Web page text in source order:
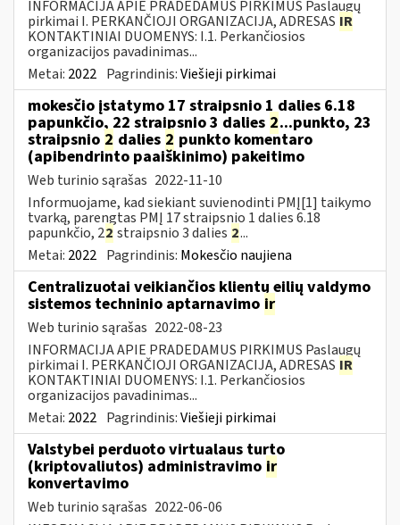
INFORMACIJA APIE PRADEDAMUS PIRKIMUS Paslaugų
pirkimai I. PERKANČIOJI ORGANIZACIJA, ADRESAS IR
KONTAKTINIAI DUOMENYS: I.1. Perkančiosios
organizacijos pavadinimas...
Metai: 2022 Pagrindinis:Viešieji pirkimai
mokesčio įstatymo 17 straipsnio 1 dalies 6.18
papunkčio, 22 straipsnio 3 dalies 2...punkto, 23
straipsnio 2 dalies 2 punkto komentaro
(apibendrinto paaiškinimo) pakeitimo
Web turinio sąrašas 2022-11-10
Informuojame, kad siekiant suvienodinti PMĮ[1] taikymo
tvarką, parengtas PMĮ 17 straipsnio 1 dalies 6.18
papunkčio, 22 straipsnio 3 dalies 2...
Metai: 2022 Pagrindinis: Mokesčio naujiena
Centralizuotai veikiančios klientų eilių valdymo
sistemos techninio aptarnavimo ir
Web turinio sąrašas 2022-08-23
INFORMACIJA APIE PRADEDAMUS PIRKIMUS Paslaugų
pirkimai I. PERKANČIOJI ORGANIZACIJA, ADRESAS IR
KONTAKTINIAI DUOMENYS: I.1. Perkančiosios
organizacijos pavadinimas...
Metai: 2022 Pagrindinis:Viešieji pirkimai
Valstybei perduoto virtualaus turto
(kriptovaliutos) administravimo ir
konvertavimo
Web turinio sąrašas 2022-06-06